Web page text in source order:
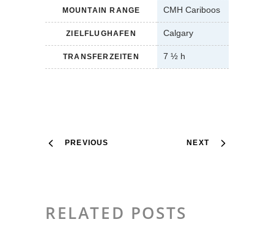
MOUNTAIN RANGE CMH Cariboos
ZIELFLUGHAFEN Calgary
TRANSFERZEITEN 7 ½ h
PREVIOUS NEXT
RELATED POSTS